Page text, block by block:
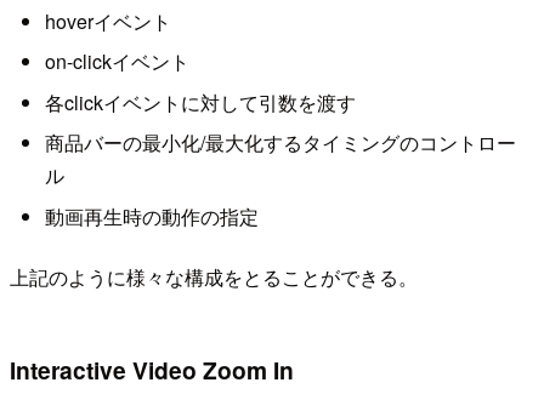
hoverイベント
on-clickイベント
各clickイベントに対して引数を渡す
商品バーの最小化/最大化するタイミングのコントロー
ル
動画再生時の動作の指定
上記のように様々な構成をとることができる。
Interactive Video Zoom In